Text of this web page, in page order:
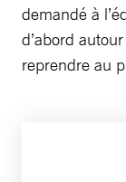
demandé à
d’abord
reprendre au